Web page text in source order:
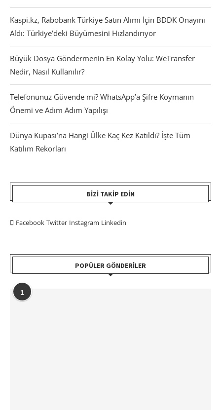
Kaspi.kz, Rabobank Türkiye Satın Alımı İçin BDDK Onayını
Aldı: Türkiye’deki Büyümesini Hızlandırıyor
Büyük Dosya Göndermenin En Kolay Yolu: WeTransfer
Nedir, Nasıl Kullanılır?
Telefonunuz Güvende mi? WhatsApp’a Şifre Koymanın
Önemi ve Adım Adım Yapılışı
Dünya Kupası’na Hangi Ülke Kaç Kez Katıldı? İşte Tüm
Katılım Rekorları
BIZI TAKIP EDIN
Facebook Twitter Instagram Linkedin
POPÜLER GÖNDERILER
1